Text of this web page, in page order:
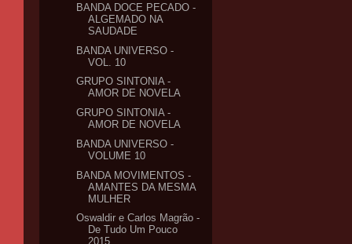
BANDA DOCE PECADO -
ALGEMADO NA
SAUDADE
BANDA UNIVERSO -
VOL. 10
GRUPO SINTONIA -
AMOR DE NOVELA
GRUPO SINTONIA -
AMOR DE NOVELA
BANDA UNIVERSO -
VOLUME 10
BANDA MOVIMENTOS -
AMANTES DA MESMA
MULHER
Oswaldir e Carlos Magrão -
De Tudo Um Pouco
2015